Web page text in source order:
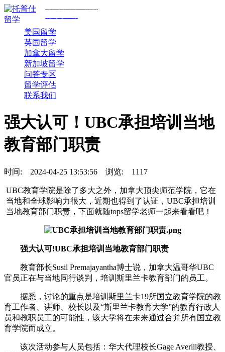
美国留学
英国留学
加拿大留学
新加坡留学
问答专区
留学评估
联系我们
强大认可！UBC承担培训当地
教育部门职责
时间: 2024-04-25 13:53:56 浏览: 1117
UBC教育学院是除了多大之外，加拿大顶尖师范学院，它在
当地和全球影响力很大，近期也得到了认证，UBC承担培训
当地教育部门职责，下面就随tops留学老师一起来看看吧！
强大认可!UBC承担培训当地教育部门职责
教育部长Susil Premajayantha博士说，加拿大温哥华UBC
官员正在与当地同行谈判，培训斯里兰卡教育部门的员工。
据悉，讨论的重点是培训斯里兰卡19所国立教育学院的教
育工作者、讲师、校长以及“斯里兰卡教育大学”的教育行政人
员和教职员工的可能性，该大学将在未来通过合并所有国立教
育学院而成立。
该次活动参与人员包括：华大代理校长Gage Averill教授、